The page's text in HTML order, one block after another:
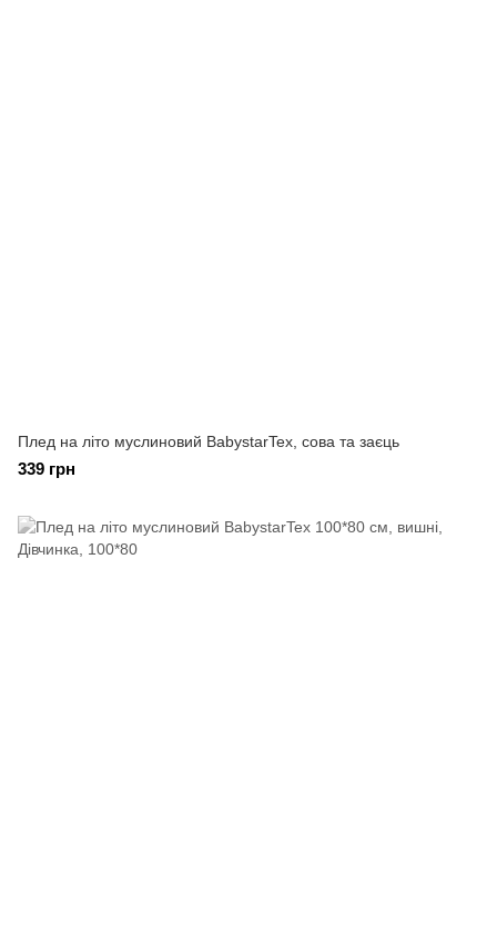
Плед на літо муслиновий BabystarTex, сова та заєць
339 грн